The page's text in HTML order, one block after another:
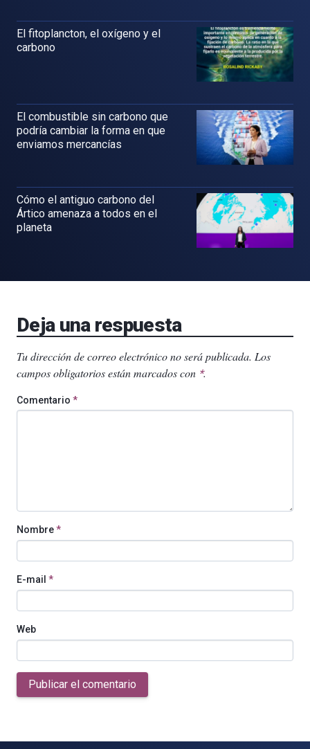
El fitoplancton, el oxígeno y el
carbono
El combustible sin carbono que
podría cambiar la forma en que
enviamos mercancías
Cómo el antiguo carbono del
Ártico amenaza a todos en el
planeta
Deja una respuesta
Tu dirección de correo electrónico no será publicada. Los
campos obligatorios están marcados con *.
Comentario *
Nombre*
E-mail *
Web
Publicar el comentario